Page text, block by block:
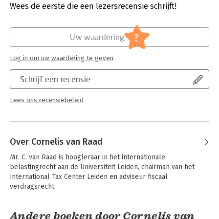
verdragen, beleid, jurisprudentie en relevante
Verschijningsdatum: 8-7-2026
Belastingrecht algemeen,
- Internationaal belastingrecht
Serie:
Compleet
Wees de eerste die een lezersrecensie schrijft!
Schrijf een recensie
Lees ons recensiebeleid
Uw waardering ?
Log in om uw waardering te geven
Over Cornelis van Raad
Mr. C. van Raad is hoogleraar in het internationale
belastingrecht aan de Universiteit Leiden, chairman van het
International Tax Center Leiden en adviseur fiscaal
verdragsrecht.
Andere boeken door Cornelis van